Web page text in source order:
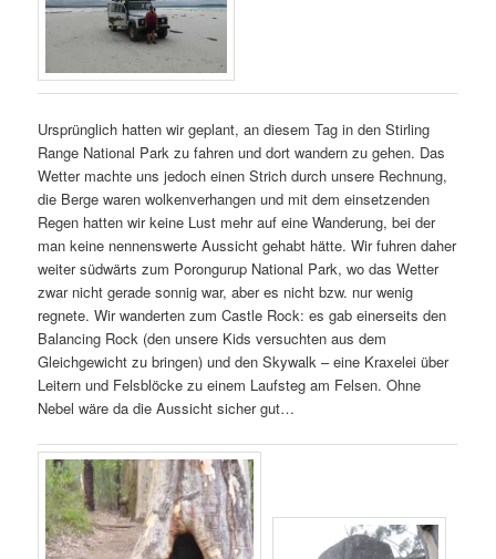
Ursprünglich hatten wir geplant, an diesem Tag in den Stirling
Range National Park zu fahren und dort wandern zu gehen. Das
Wetter machte uns jedoch einen Strich durch unsere Rechnung,
die Berge waren wolkenverhangen und mit dem einsetzenden
Regen hatten wir keine Lust mehr auf eine Wanderung, bei der
man keine nennenswerte Aussicht gehabt hätte. Wir fuhren daher
weiter südwärts zum Porongurup National Park, wo das Wetter
zwar nicht gerade sonnig war, aber es nicht bzw. nur wenig
regnete. Wir wanderten zum Castle Rock: es gab einerseits den
Balancing Rock (den unsere Kids versuchten aus dem
Gleichgewicht zu bringen) und den Skywalk – eine Kraxelei über
Leitern und Felsblöcke zu einem Laufsteg am Felsen. Ohne
Nebel wäre da die Aussicht sicher gut…